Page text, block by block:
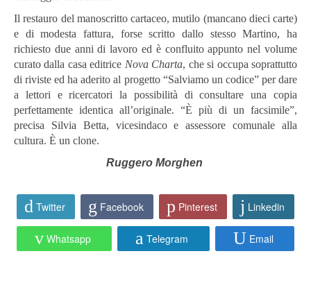
Il restauro del manoscritto cartaceo, mutilo (mancano dieci carte)
e di modesta fattura, forse scritto dallo stesso Martino, ha
richiesto due anni di lavoro ed è confluito appunto nel volume
curato dalla casa editrice Nova Charta, che si occupa soprattutto
di riviste ed ha aderito al progetto “Salviamo un codice” per dare
a lettori e ricercatori la possibilità di consultare una copia
perfettamente identica all’originale. “È più di un facsimile”,
precisa Silvia Betta, vicesindaco e assessore comunale alla
cultura. È un clone.
Ruggero Morghen
Twitter Facebook Pinterest Linkedin
Whatsapp Telegram Email